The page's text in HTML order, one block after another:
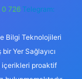
0 726 Telegram:
Bilgi Teknolojileri
Yer Sağlayıcı
içerikleri proaktif